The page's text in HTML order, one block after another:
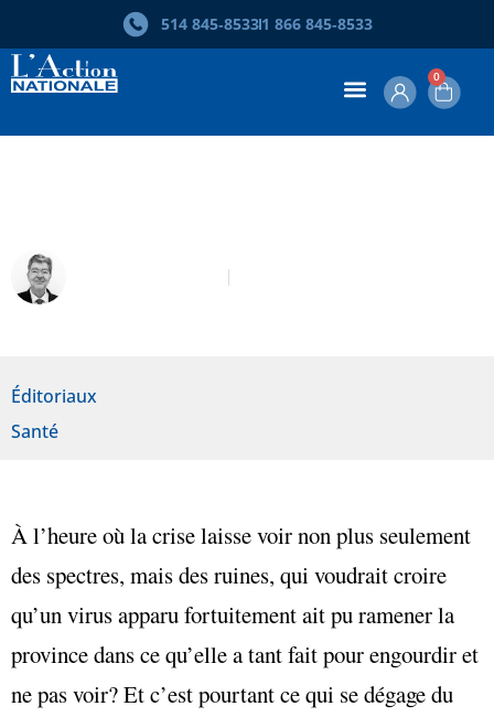
514 845‑85331 866 845‑8533
0
Éditoriaux
Santé
À l’heure où la crise laisse voir non plus seulement
des spectres, mais des ruines, qui voudrait croire
qu’un virus apparu fortuitement ait pu ramener la
province dans ce qu’elle a tant fait pour engourdir et
ne pas voir? Et c’est pourtant ce qui se dégage du